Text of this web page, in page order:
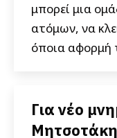
μπορεί μια
ατόμων, να
όποια αφορμή
Για νέο